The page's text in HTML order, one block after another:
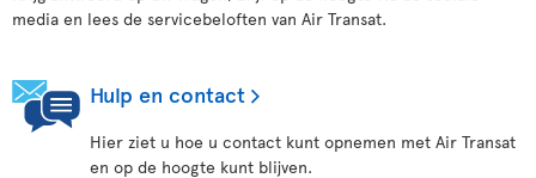
media en lees de servicebeloften van Air Transat.
Hulp en contact
Hier ziet u hoe u contact kunt opnemen met Air Transat
en op de hoogte kunt blijven.